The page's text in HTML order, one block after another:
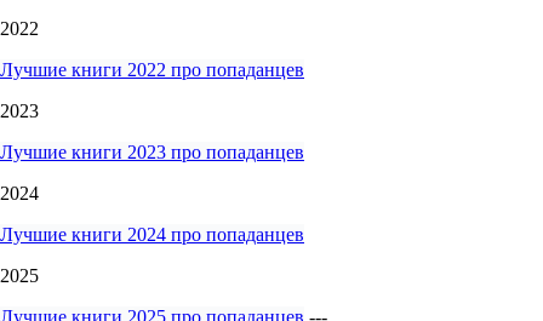
2022
Лучшие книги 2022 про попаданцев
2023
Лучшие книги 2023 про попаданцев
2024
Лучшие книги 2024 про попаданцев
2025
Лучшие книги 2025 про попаданцев ---